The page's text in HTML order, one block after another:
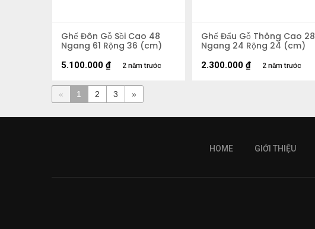
Ghế Đôn Gỗ Sồi Cao 48
Ngang 61 Rộng 36 (cm)
2 năm trước
5.100.000 ₫
Ghế Đẩu Gỗ Thông Cao 28
Ngang 24 Rộng 24 (cm)
2 năm trước
2.300.000 ₫
« 1 2 3 »
HOME GIỚI THIỆU